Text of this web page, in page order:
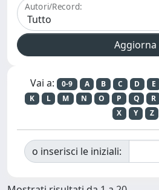
Autori/Record:
Vai a: 0-9 A B C D E
K
L M N O P Q R
X
Y Z
o inserisci le iniziali: